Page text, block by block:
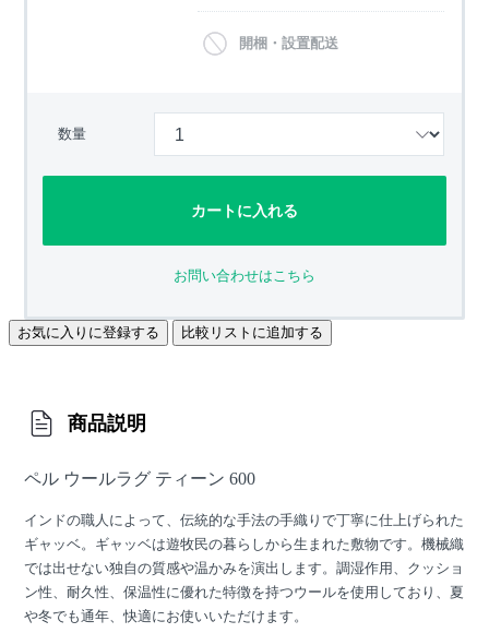
開梱・設置配送
数量
カートに入れる
お問い合わせはこちら
お気に入りに登録する 比較リストに追加する
商品説明
ペル ウールラグ ティーン 600
インドの職人によって、伝統的な手法の手織りで丁寧に仕上げられた
ギャッベ。ギャッベは遊牧民の暮らしから生まれた敷物です。機械織
では出せない独自の質感や温かみを演出します。調湿作用、クッショ
ン性、耐久性、保温性に優れた特徴を持つウールを使用しており、夏
や冬でも通年、快適にお使いいただけます。